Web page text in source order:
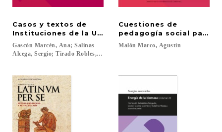
Casos y textos de
Instituciones de la Unión Europea
Gascón Marcén, Ana; Salinas
Alcega, Sergio; Tirado Robles, Carmen...
Cuestiones de
pedagogía social para
Malón Marco, Agustín